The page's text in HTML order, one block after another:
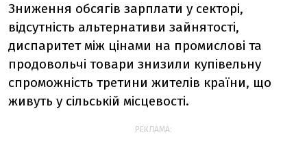
Зниження обсягів зарплати у секторі,
відсутність альтернативи зайнятості,
диспаритет між цінами на промислові та
продовольчі товари знизили купівельну
спроможність третини жителів країни, що
живуть у сільській місцевості.
РЕКЛАМА: